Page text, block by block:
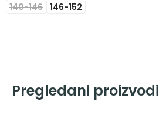
140-146 146-152
Pregledani proizvodi